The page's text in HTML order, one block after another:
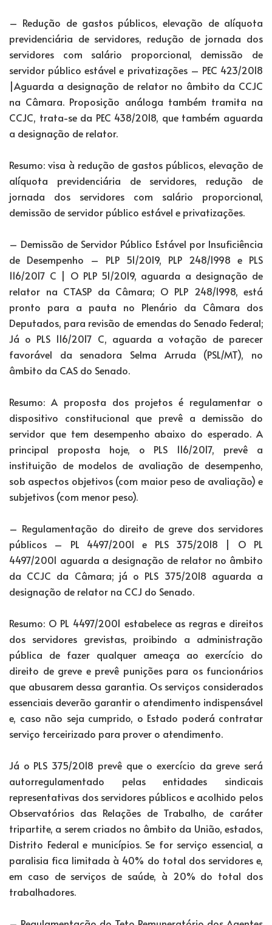
– Redução de gastos públicos, elevação de alíquota
previdenciária de servidores, redução de jornada dos
servidores com salário proporcional, demissão de
servidor público estável e privatizações – PEC 423/2018
|Aguarda a designação de relator no âmbito da CCJC
na Câmara. Proposição análoga também tramita na
CCJC, trata-se da PEC 438/2018, que também aguarda
a designação de relator.
Resumo: visa à redução de gastos públicos, elevação de
alíquota previdenciária de servidores, redução de
jornada dos servidores com salário proporcional,
demissão de servidor público estável e privatizações.
– Demissão de Servidor Público Estável por Insuficiência
de Desempenho – PLP 51/2019, PLP 248/1998 e PLS
116/2017 C | O PLP 51/2019, aguarda a designação de
relator na CTASP da Câmara; O PLP 248/1998, está
pronto para a pauta no Plenário da Câmara dos
Deputados, para revisão de emendas do Senado Federal;
Já o PLS 116/2017 C, aguarda a votação de parecer
favorável da senadora Selma Arruda (PSL/MT), no
âmbito da CAS do Senado.
Resumo: A proposta dos projetos é regulamentar o
dispositivo constitucional que prevê a demissão do
servidor que tem desempenho abaixo do esperado. A
principal proposta hoje, o PLS 116/2017, prevê a
instituição de modelos de avaliação de desempenho,
sob aspectos objetivos (com maior peso de avaliação) e
subjetivos (com menor peso).
– Regulamentação do direito de greve dos servidores
públicos – PL 4497/2001 e PLS 375/2018 | O PL
4497/2001 aguarda a designação de relator no âmbito
da CCJC da Câmara; já o PLS 375/2018 aguarda a
designação de relator na CCJ do Senado.
Resumo: O PL 4497/2001 estabelece as regras e direitos
dos servidores grevistas, proibindo a administração
pública de fazer qualquer ameaça ao exercício do
direito de greve e prevê punições para os funcionários
que abusarem dessa garantia. Os serviços considerados
essenciais deverão garantir o atendimento indispensável
e, caso não seja cumprido, o Estado poderá contratar
serviço terceirizado para prover o atendimento.
Já o PLS 375/2018 prevê que o exercício da greve será
autorregulamentado pelas entidades sindicais
representativas dos servidores públicos e acolhido pelos
Observatórios das Relações de Trabalho, de caráter
tripartite, a serem criados no âmbito da União, estados,
Distrito Federal e municípios. Se for serviço essencial, a
paralisia fica limitada à 40% do total dos servidores e,
em caso de serviços de saúde, à 20% do total dos
trabalhadores.